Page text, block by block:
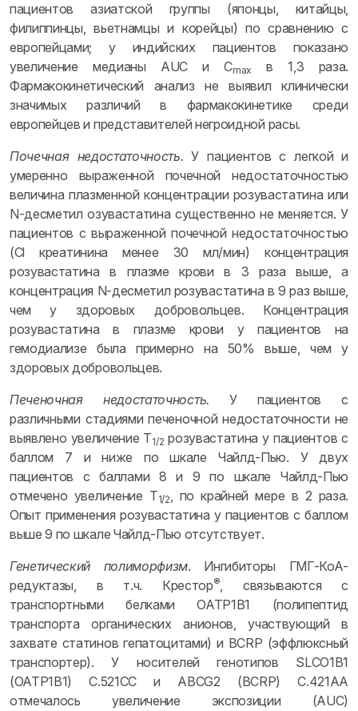
пациентов азиатской группы (японцы, китайцы,
филиппинцы, вьетнамцы и корейцы) по сравнению с
европейцами; у индийских пациентов показано
увеличение медианы AUC и Cmax
в 1,3 раза.
Фармакокинетический анализ не выявил клинически
значимых различий в фармакокинетике среди
европейцев и представителей негроидной расы.
Почечная недостаточность. У пациентов с легкой и
умеренно выраженной почечной недостаточностью
величина плазменной концентрации розувастатина или
N-десметил озувастатина существенно не меняется. У
пациентов с выраженной почечной недостаточностью
(Cl креатинина менее 30 мл/мин) концентрация
розувастатина в плазме крови в 3 раза выше, а
концентрация N-десметил розувастатина в 9 раз выше,
чем у здоровых добровольцев. Концентрация
розувастатина в плазме крови у пациентов на
гемодиализе была примерно на 50% выше, чем у
здоровых добровольцев.
Печеночная недостаточность. У пациентов с
различными стадиями печеночной недостаточности не
выявлено увеличение T1/2 розувастатина у пациентов с
баллом 7 и ниже по шкале Чайлд-Пью. У двух
пациентов с баллами 8 и 9 по шкале Чайлд-Пью
отмечено увеличение T1/2, по крайней мере в 2 раза.
Опыт применения розувастатина у пациентов с баллом
выше 9 по шкале Чайлд-Пью отсутствует.
Генетический полиморфизм. Ингибиторы ГМГ-КоА-
редуктазы, в т.ч. Крестор®, связываются с
транспортными белками OATP1B1 (полипептид
транспорта органических анионов, участвующий в
захвате статинов гепатоцитами) и BCRP (эффлюксный
транспортер). У носителей генотипов SLCO1B1
(OATP1B1) C.521CC и ABCG2 (BCRP) C.421AA
отмечалось увеличение экспозиции (AUC)